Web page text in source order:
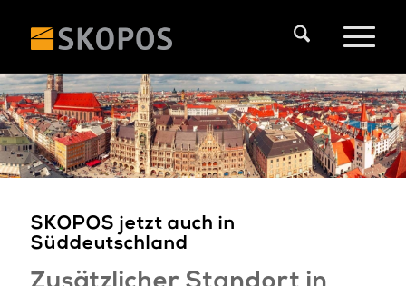
SKOPOS jetzt auch in
Süddeutschland